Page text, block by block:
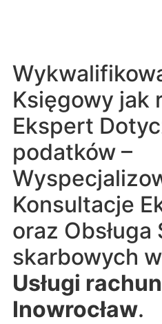
Księgowy jak
Ekspert
podatków –
Konsultacje
oraz
skarbowych
Usługi
Inowrocław.